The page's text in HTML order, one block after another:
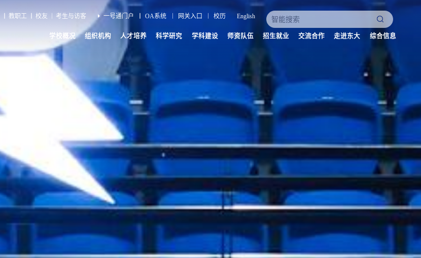
教职工 校友 考生与访客 一号通门户 OA系统 网关入口 校历 English
学校概况 组织机构 人才培养 科学研究 学科建设 师资队伍 招生就业 交流合作 走进东大 综合信息